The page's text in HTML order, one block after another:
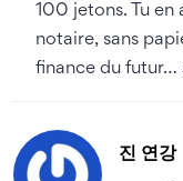
100 jetons. Tu en
notaire, sans
finance du futur…
진 연강